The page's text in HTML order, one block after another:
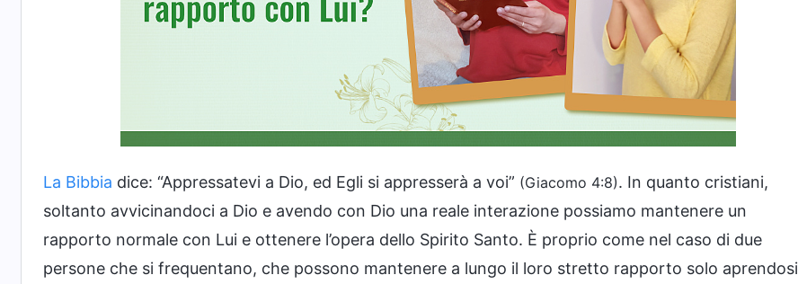
La Bibbia dice: “Appressatevi a Dio, ed Egli si appresserà a voi” (Giacomo 4:8). In quanto cristiani,
soltanto avvicinandoci a Dio e avendo con Dio una reale interazione possiamo mantenere un
rapporto normale con Lui e ottenere l’opera dello Spirito Santo. È proprio come nel caso di due
persone che si frequentano, che possono mantenere a lungo il loro stretto rapporto solo aprendosi